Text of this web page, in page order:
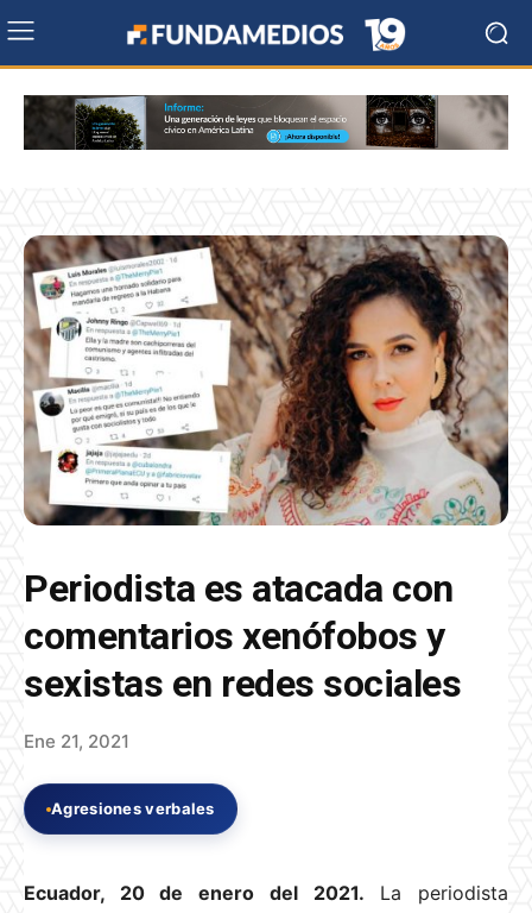
Periodista es atacada con
comentarios xenófobos y
sexistas en redes sociales
Ene 21, 2021
Agresiones verbales
Ecuador, 20 de enero del 2021. La periodista